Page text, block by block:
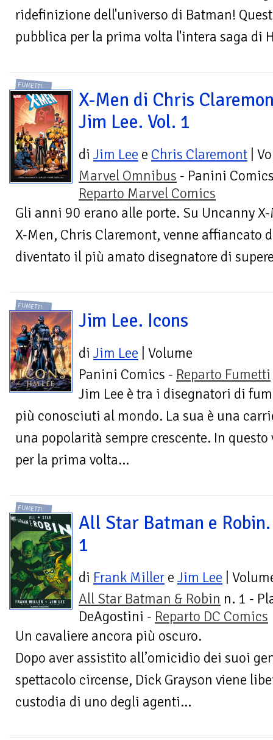
ridefinizione dell'universo di Batman!
pubblica per la prima volta l'intera saga di
FUMETTI
X-Men di Chris
Jim Lee. Vol. 1
di Jim Lee e Chris Claremont |
Marvel Omnibus - Panini
Reparto Marvel Comics
Gli anni 90 erano alle porte. Su Uncanny
X-Men, Chris Claremont, venne affiancato
diventato il più amato disegnatore di
FUMETTI
Jim Lee. Icons
di Jim Lee | Volume
Panini Comics - Reparto Fumetti
Jim Lee è tra i disegnatori di
più conosciuti al mondo. La sua è una
una popolarità sempre crescente. In
per la prima volta...
FUMETTI
All Star Batman e
1
di Frank Miller e Jim Lee |
All Star Batman & Robin n. 1 -
DeAgostini - Reparto DC Comics
Un cavaliere ancora più oscuro.
Dopo aver assistito all’omicidio dei suoi
spettacolo circense, Dick Grayson viene
custodia di uno degli agenti...